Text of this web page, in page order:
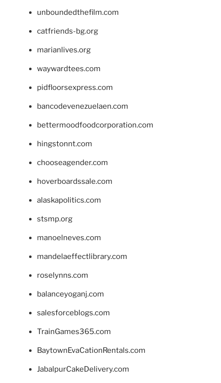
unboundedthefilm.com
catfriends-bg.org
marianlives.org
waywardtees.com
pidfloorsexpress.com
bancodevenezuelaen.com
bettermoodfoodcorporation.com
hingstonnt.com
chooseagender.com
hoverboardssale.com
alaskapolitics.com
stsmp.org
manoelneves.com
mandelaeffectlibrary.com
roselynns.com
balanceyoganj.com
salesforceblogs.com
TrainGames365.com
BaytownEvaCationRentals.com
JabalpurCakeDelivery.com